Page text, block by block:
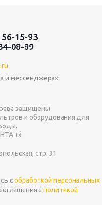
56-15-93
08-89
и мессенджерах:
защищены
и оборудования для
+»
стр. 31
с обработкой персональных
с политикой